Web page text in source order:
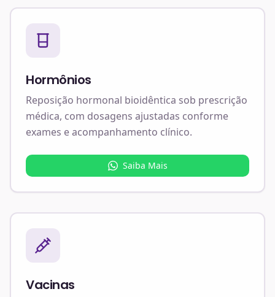
Hormônios
Reposição hormonal bioidêntica sob prescrição
médica, com dosagens ajustadas conforme
exames e acompanhamento clínico.
Saiba Mais
Vacinas